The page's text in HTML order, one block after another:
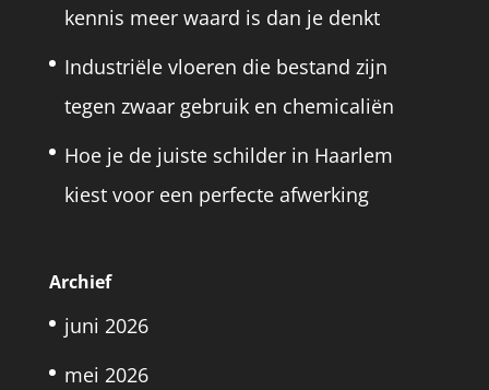
kennis meer waard is dan je denkt
Industriële vloeren die bestand zijn
tegen zwaar gebruik en chemicaliën
Hoe je de juiste schilder in Haarlem
kiest voor een perfecte afwerking
Archief
juni 2026
mei 2026